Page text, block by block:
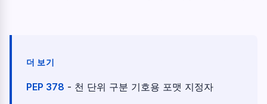
더 보기
PEP 378 - 천 단위 구분 기호용 포맷 지정자